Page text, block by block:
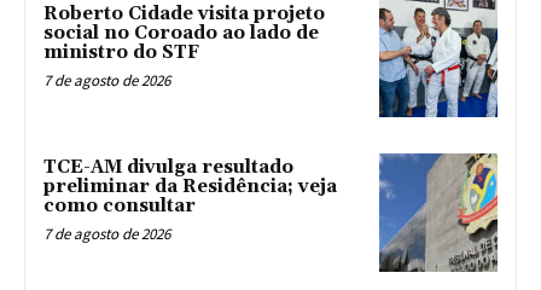
Roberto Cidade visita projeto
social no Coroado ao lado de
ministro do STF
7 de agosto de 2026
TCE-AM divulga resultado
preliminar da Residência; veja
como consultar
7 de agosto de 2026